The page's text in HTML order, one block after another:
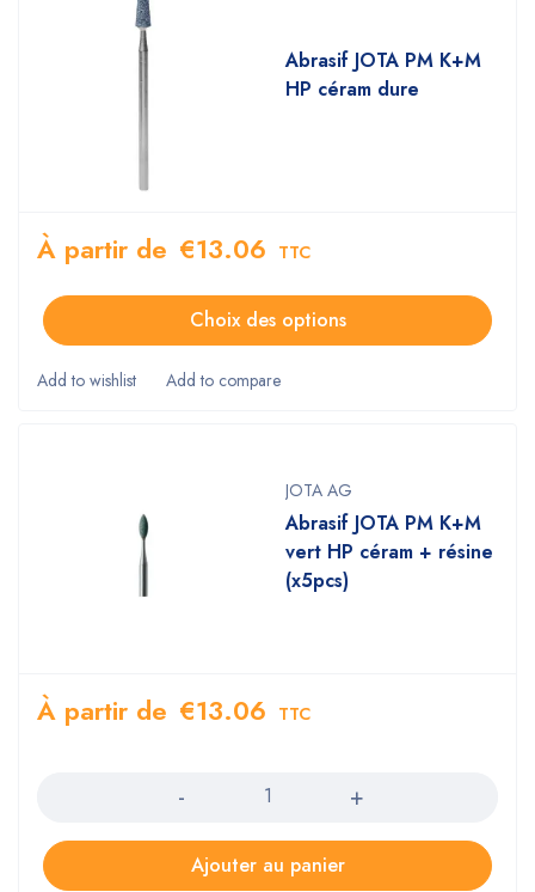
Abrasif JOTA PM K+M
HP céram dure
À partir de €13.06 TTC
Choix des options
JOTA AG
Abrasif JOTA PM K+M
vert HP céram + résine
(x5pcs)
À partir de €13.06 TTC
Ajouter au panier